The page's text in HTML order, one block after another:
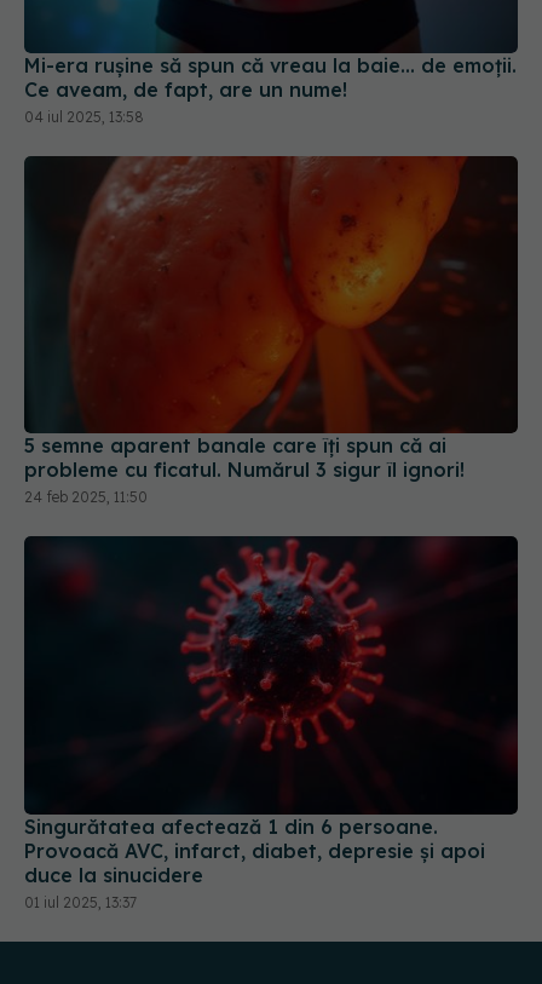
Mi-era rușine să spun că vreau la baie... de emoții.
Ce aveam, de fapt, are un nume!
04 iul 2025, 13:58
5 semne aparent banale care îți spun că ai
probleme cu ficatul. Numărul 3 sigur îl ignori!
24 feb 2025, 11:50
Singurătatea afectează 1 din 6 persoane.
Provoacă AVC, infarct, diabet, depresie și apoi
duce la sinucidere
01 iul 2025, 13:37